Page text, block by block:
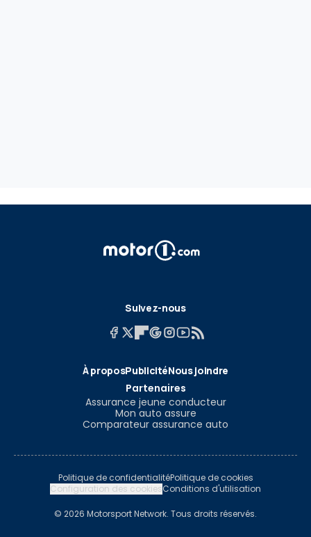
Suivez-nous
À proposPublicitéNous joindre
Partenaires
Assurance jeune conducteur
Mon auto assure
Comparateur assurance auto
Politique de confidentialitéPolitique de cookies
Configuration des cookiesConditions d'utilisation
© 2026 Motorsport Network. Tous droits réservés.